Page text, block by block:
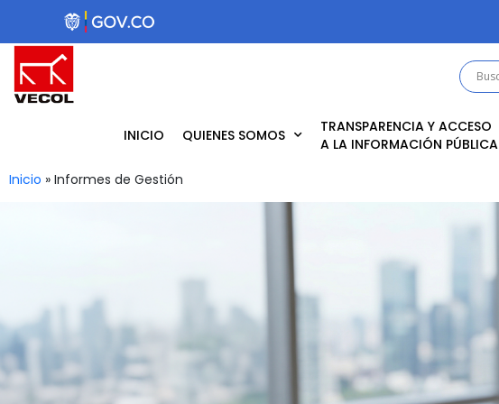
contenido
INICIO QUIENES SOMOS
TRANSPARENCIA Y ACCESO
A LA INFORMACIÓN PÚBLICA
Inicio » Informes de Gestión